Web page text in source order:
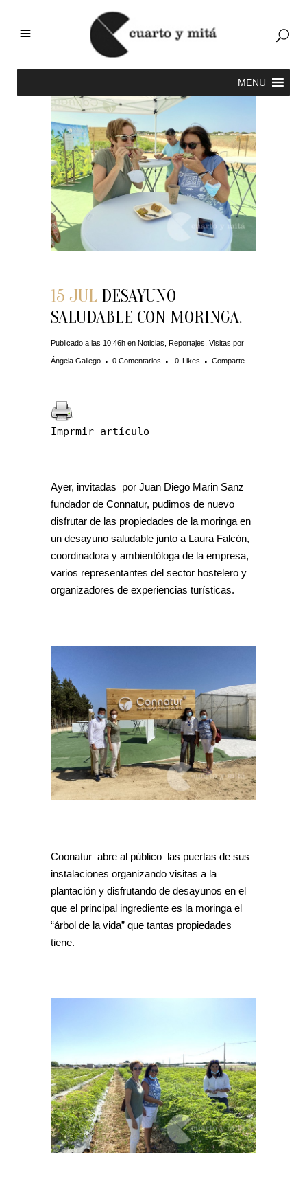
15 JUL DESAYUNO
SALUDABLE CON MORINGA.
Publicado a las 10:46h en Noticias Reportajes Visitas por
Ángela Gallego 0 Comentarios 0 Likes Comparte
Imprmir artículo
Ayer, invitadas por Juan Diego Marin Sanz
fundador de Connatur, pudimos de nuevo
disfrutar de las propiedades de la moringa en
un desayuno saludable junto a Laura Falcón,
coordinadora y ambientòloga de la empresa,
varios representantes del sector hostelero y
organizadores de experiencias turísticas.
Coonatur abre al público las puertas de sus
instalaciones organizando visitas a la
plantación y disfrutando de desayunos en el
que el principal ingrediente es la moringa el
“árbol de la vida” que tantas propiedades
tiene.